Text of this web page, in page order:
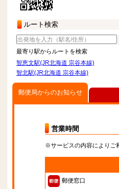
ルート検索
最寄り駅からルートを検索
智恵文駅(JR北海道 宗谷本線)
智北駅(JR北海道 宗谷本線)
郵便局からのお知らせ
営業時間
※サービスの内容によりご
郵便窓口